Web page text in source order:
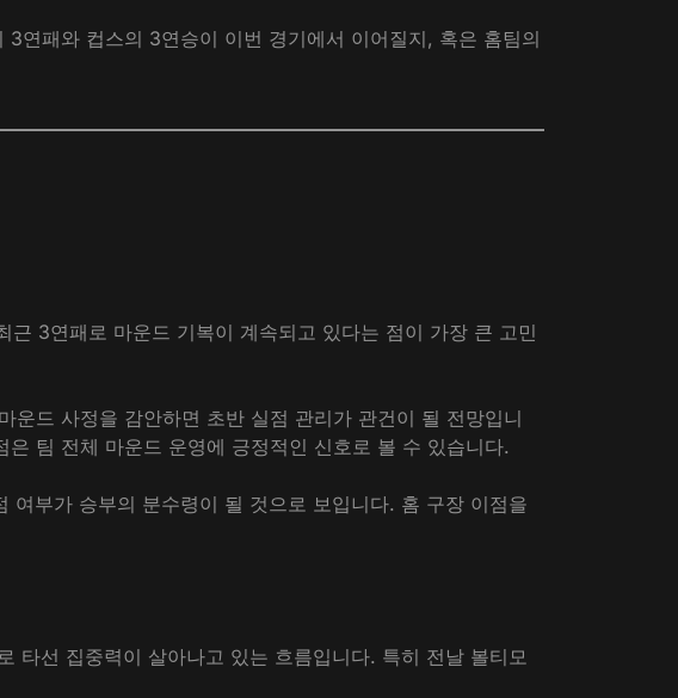
연패와 컵스의 3연승이 이번 경기에서 이어질지, 혹은 홈팀의
3연패로 마운드 기복이 계속되고 있다는 점이 가장 큰 고민
드 사정을 감안하면 초반 실점 관리가 관건이 될 전망입니
팀 전체 마운드 운영에 긍정적인 신호로 볼 수 있습니다.
부가 승부의 분수령이 될 것으로 보입니다. 홈 구장 이점을
선 집중력이 살아나고 있는 흐름입니다. 특히 전날 볼티모